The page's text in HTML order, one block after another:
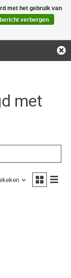
met
met het gebruik van
verbergen
is in aanbouw.
gehonoreerd of